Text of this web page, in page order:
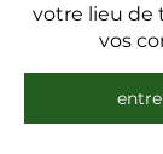
votre lieu de
vos